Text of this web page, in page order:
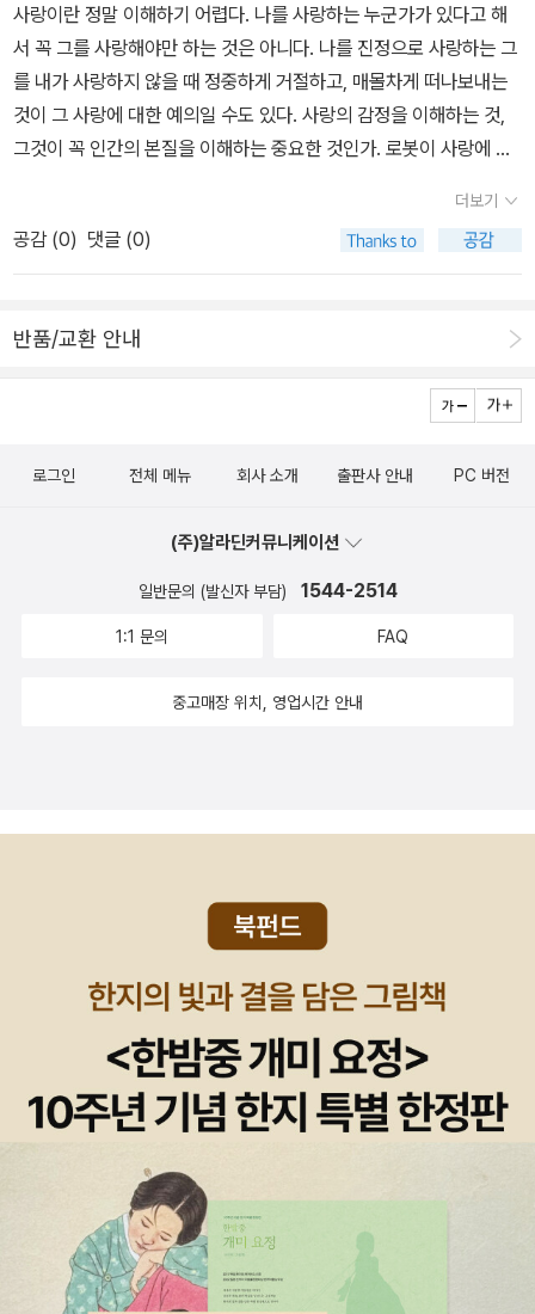
사랑이란 정말 이해하기 어렵다. 나를 사랑하는 누군가가 있다고 해
서 꼭 그를 사랑해야만 하는 것은 아니다. 나를 진정으로 사랑하는 그
를 내가 사랑하지 않을 때 정중하게 거절하고, 매몰차게 떠나보내는
것이 그 사랑에 대한 예의일 수도 있다. 사랑의 감정을 이해하는 것,
그것이 꼭 인간의 본질을 이해하는 중요한 것인가. 로봇이 사랑에 빠
알고리듬화할 수 있으면 가능해 ▣ 정재승 카이스트 바이오및뇌공학
과 교수 환경대재앙으로 인해 인간들이 지구를 떠나버린 뒤 지구에
홀로 남겨진 로봇 ‘월·E’. 그는 700년 동안 묵묵히 지구를 청소하며
게 된 월·E는 인간들이 탑승한 거대 우주선 엑시엄의 파견 탐사로봇
이브는 지구의 미래를 좌우할 중대한 열쇠가 월·E에게 있다는 사실을
은하계를 누비는 로봇들의 모험이 시작된다. △ 윌·E(오른쪽)는 ‘70
빠진다. 영화에서가 아니라 현실에서, 로봇이 감정을 가질 수 있는가
에 대한 대답이 서서히 ‘아니요’에서 ‘예’로 바뀌고 있다.(한국 소니픽
니메이션 〈윌·E〉는 로봇공학의 오랜 숙제인 “과연 로봇은 사랑이란
맨>이나 〈A.I.〉가 그렇듯, 이 영화도 언젠가 로봇은 의식이란 걸 가지
조심스럽게 ‘가능할 수도 있다’고 예측한다. 카이스트에서 내 사랑학
수업을 듣는 학생들도 절대다수는 “로봇이 사랑에 빠지는 것이 불가
능하다는 이론적 근거는 없다”고 대답한다(물론 카이스트 학생들이
라서 이런 유물론적인 대답을 했을 수도 있다!). 아마도 이것은 최근
들어 급속히 진행되는 ‘감정을 가진 로봇 개발’의 진척과 ‘사랑에 대한
뇌과학’의 성과에 어느 정도 영향을 받은 듯싶다. 인간이 다른 사람을
놔두고 왜 로봇을 사랑하겠느냐고? 로봇과 사랑에 빠지고 싶어하는
생활 깊숙이 파고들어 가정의 동반자나 학교와 병원의 도우미로 가까
이하게 될 가능성이 높다. 이처럼 로봇이 인간과 공생하기 위해서는
인간의 외형이나 목소리를 흉내내는 차원을 넘어, 인간의 감정을 읽
고 감정을 나누는 능력이 필요하다. 로봇의 ‘공감 능력’은 어쩌면 학습
더보기
공감 (0) 댓글 (0)
반품/교환 안내
로그인 전체 메뉴 회사 소개 출판사 안내 PC 버전
(주)알라딘커뮤니케이션
일반문의 (발신자 부담) 1544-2514
1:1 문의 FAQ
중고매장 위치, 영업시간 안내